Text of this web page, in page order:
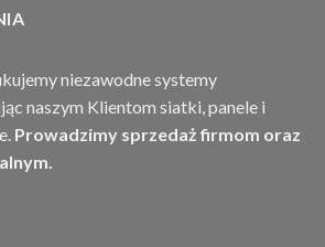
niezawodne systemy
naszym Klientom siatki, panele i
Prowadzimy sprzedaż firmom oraz